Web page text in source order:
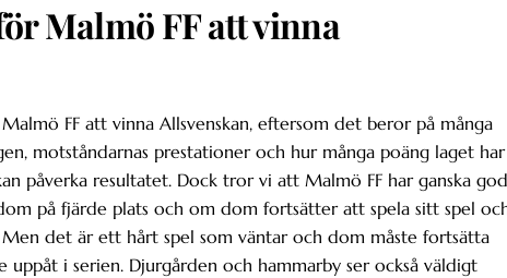
Malmö FF att vinna
FF att vinna Allsvenskan, eftersom det beror på många
motståndarnas prestationer och hur många poäng laget har
påverka resultatet. Dock tror vi att Malmö FF har ganska
på fjärde plats och om dom fortsätter att spela sitt spel
Men det är ett hårt spel som väntar och dom måste fortsätta
i serien. Djurgården och hammarby ser också väldigt